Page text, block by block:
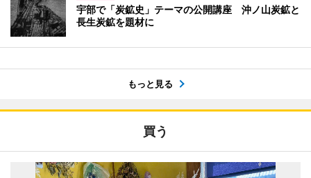
宇部で「炭鉱史」テーマの公開講座 沖ノ山炭鉱と
長生炭鉱を題材に
もっと見る
買う